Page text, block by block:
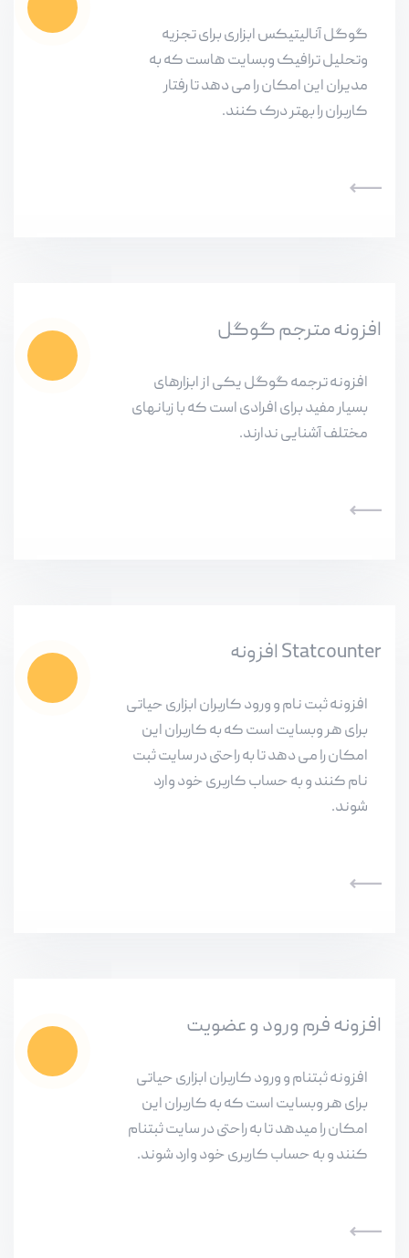
گوگل آنالیتیکس ابزاری برای تجزیه
وتحلیل ترافیک وبسایت هاست که به
مدیران این امکان را می دهد تا رفتار
کاربران را بهتر درک کنند.
افزونه مترجم گوگل
افزونه ترجمه گوگل یکی از ابزارهای
بسیار مفید برای افرادی است که با زبانهای
مختلف آشنایی ندارند.
افزونه Statcounter
افزونه ثبت نام و ورود کاربران ابزاری حیاتی
برای هر وبسایت است که به کاربران این
امکان را می دهد تا به راحتی در سایت ثبت
نام کنند و به حساب کاربری خود وارد
شوند.
افزونه فرم ورود و عضویت
افزونه ثبتنام و ورود کاربران ابزاری حیاتی
برای هر وبسایت است که به کاربران این
امکان را میدهد تا به راحتی در سایت ثبتنام
کنند و به حساب کاربری خود وارد شوند.